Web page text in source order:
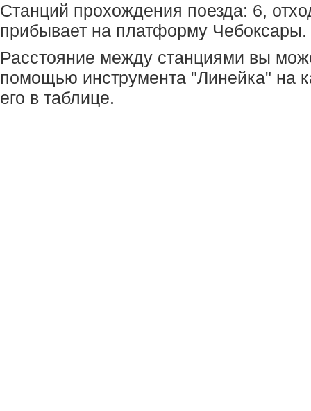
Станций прохождения поезда: 6,
прибывает на платформу Чебоксары.
Расстояние между станциями вы
помощью инструмента "Линейка" на
его в таблице.